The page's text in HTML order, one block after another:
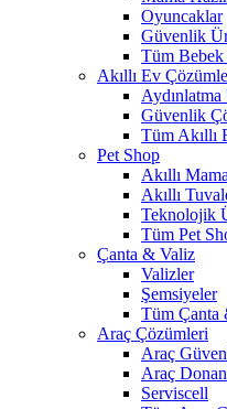
Oyuncaklar
Güvenlik
Tüm
Akıllı Ev
Güvenlik
Tüm Akıllı
Pet Shop
Akıllı
Akıllı
Teknolojik
Tüm Pet
Çanta & Valiz
Valizler
Şemsiyeler
Tüm Çanta
Araç Çözümleri
Araç
Araç
Serviscell